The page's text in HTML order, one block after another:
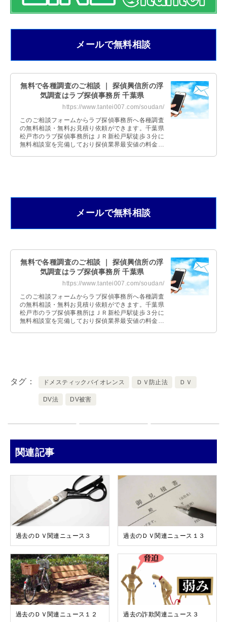
メールで無料相談
無料で各種調査のご相談 ｜ 探偵興信所の浮
気調査はラブ探偵事務所 千葉県
https://www.tantei007.com/soudan/
このご相談フォームからラブ探偵事務所へ各種調査
の無料相談・無料お見積り依頼ができます。千葉県
松戸市のラブ探偵事務所はＪＲ新松戸駅徒歩３分に
無料相談室を完備しており探偵業界最安値の料金体
メールで無料相談
無料で各種調査のご相談 ｜ 探偵興信所の浮
気調査はラブ探偵事務所 千葉県
https://www.tantei007.com/soudan/
このご相談フォームからラブ探偵事務所へ各種調査
の無料相談・無料お見積り依頼ができます。千葉県
松戸市のラブ探偵事務所はＪＲ新松戸駅徒歩３分に
無料相談室を完備しており探偵業界最安値の料金体
タグ ドメスティックバイオレンス ＤＶ防止法 ＤＶ
DV法 DV被害
関連記事
過去のＤＶ関連ニュース３ 過去のＤＶ関連ニュース１３
過去のＤＶ関連ニュース１２ 過去の詐欺関連ニュース３